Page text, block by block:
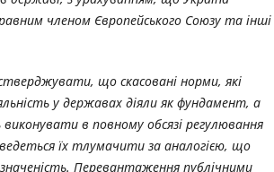
членом Європейського Союзу та інші
що скасовані норми, які
у державах діяли як фундамент, а
виконувати в повному обсязі регулювання
їх тлумачити за аналогією, що
Перевантаження публічними